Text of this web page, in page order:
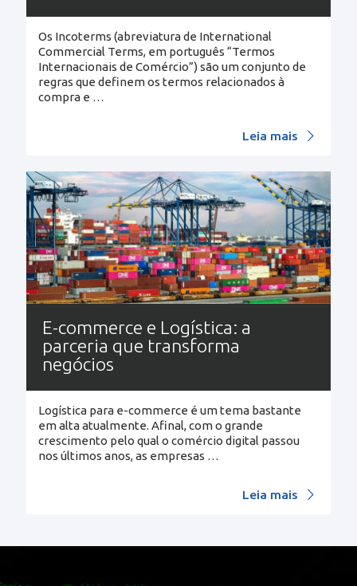
Os Incoterms (abreviatura de International
Commercial Terms, em português “Termos
Internacionais de Comércio”) são um conjunto de
regras que definem os termos relacionados à
compra e …
Leia mais
E-commerce e Logística: a
parceria que transforma
negócios
Logística para e-commerce é um tema bastante
em alta atualmente. Afinal, com o grande
crescimento pelo qual o comércio digital passou
nos últimos anos, as empresas …
Leia mais